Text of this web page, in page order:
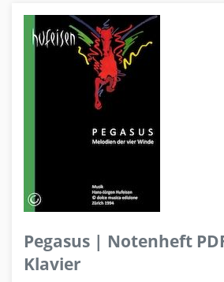
Pegasus | Notenheft
Klavier